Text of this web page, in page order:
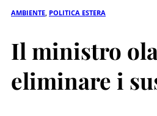
AMBIENTE POLITICA ESTERA
Il ministro
eliminare i